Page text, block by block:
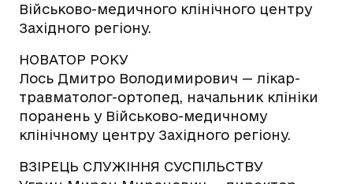
Військово-медичного клінічного центру
Західного регіону.
НОВАТОР РОКУ
Лось Дмитро Володимирович — лікар-
травматолог-ортопед, начальник клініки
поранень у Військово-медичному
клінічному центру Західного регіону.
ВЗІРЕЦЬ СЛУЖІННЯ СУСПІЛЬСТВУ